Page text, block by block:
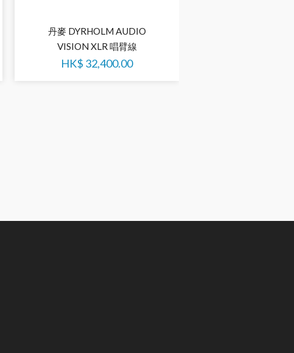
丹麥 DYRHOLM AUDIO
VISION XLR 唱臂線
HK$ 32,400.00